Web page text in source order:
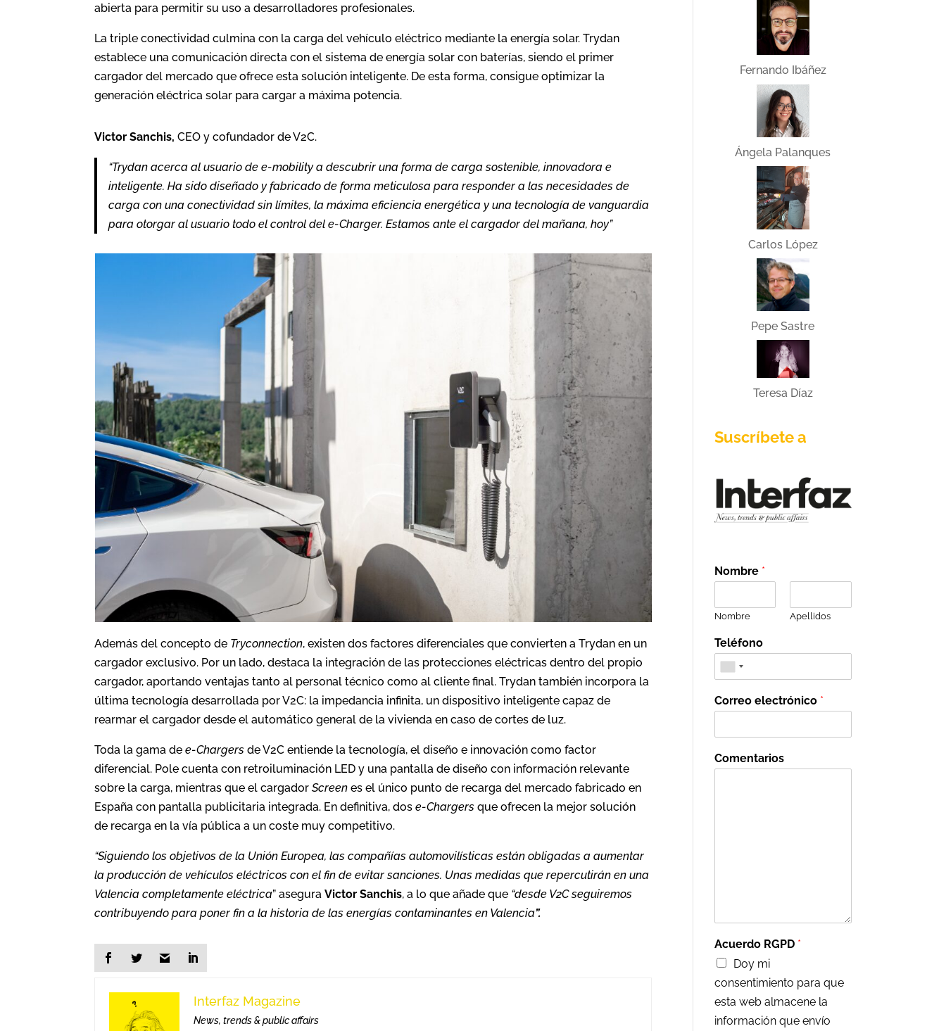
abierta para permitir su uso a desarrolladores profesionales.
La triple conectividad culmina con la carga del vehículo eléctrico mediante la energía solar. Trydan
establece una comunicación directa con el sistema de energía solar con baterías, siendo el primer
cargador del mercado que ofrece esta solución inteligente. De esta forma, consigue optimizar la
generación eléctrica solar para cargar a máxima potencia.
Victor Sanchis,CEO y cofundador de V2C.
“Trydan acerca al usuario de e-mobility a descubrir una forma de carga sostenible, innovadora e
inteligente. Ha sido diseñado y fabricado de forma meticulosa para responder a las necesidades de
carga con una conectividad sin límites, la máxima eficiencia energética y una tecnología de vanguardia
para otorgar al usuario todo el control del e-Charger. Estamos ante el cargador del mañana, hoy”
Además del concepto de Tryconnection, existen dos factores diferenciales que convierten a Trydan en un
cargador exclusivo. Por un lado, destaca la integración de las protecciones eléctricas dentro del propio
cargador, aportando ventajas tanto al personal técnico como al cliente final. Trydan también incorpora la
última tecnología desarrollada por V2C: la impedancia infinita, un dispositivo inteligente capaz de
rearmar el cargador desde el automático general de la vivienda en caso de cortes de luz.
Toda la gama de e-Chargersde V2C entiende la tecnología, el diseño e innovación como factor
diferencial. Pole cuenta con retroiluminación LED y una pantalla de diseño con información relevante
sobre la carga, mientras que el cargador Screenes el único punto de recarga del mercado fabricado en
España con pantalla publicitaria integrada. En definitiva, dose-Chargers que ofrecen la mejor solución
de recarga en la vía pública a un coste muy competitivo.
“Siguiendo los objetivos de la Unión Europea, las compañías automovilísticas están obligadas a aumentar
la producción de vehículos eléctricos con el fin de evitar sanciones. Unas medidas que repercutirán en una
Valencia completamente eléctrica” aseguraVictor Sanchis, a lo que añade que “desde V2C seguiremos
contribuyendo para poner fin a la historia de las energías contaminantes en Valencia”.
Interfaz Magazine
News, trends & public affairs
Fernando Ibáñez
Ángela Palanques
Carlos López
Pepe Sastre
Teresa Díaz
Suscríbete a
Nombre *
Nombre Apellidos
Teléfono
Correo electrónico *
Comentarios
Acuerdo RGPD *
Doy mi
consentimiento para que
esta web almacene la
información que envío